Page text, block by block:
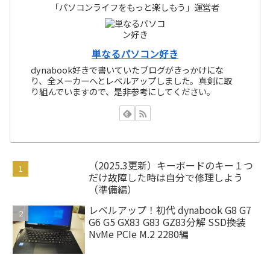
「パソコンライフをもっと楽しもう」運営者
単なるパソコン好き
dynabook好きで書いていたブログがきっかけにな
り、全メーカーへとレベルアップしました。真剣に取
り組んでいますので、是非参考にしてください。
（2025.3更新）キーボードのキー１つ
だけ故障した時は自分で修理しよう
（準備編）
レベルアップ！初代 dynabook G8 G7
G6 G5 GX83 G83 GZ83分解 SSD換装
NvMe PCIe M.2 2280編